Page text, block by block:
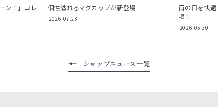
ン！」コレ 個性溢れるマグカップが新登場
2026.07.23
雨の日を快
場！
2026.05.30
ショップニュース一覧